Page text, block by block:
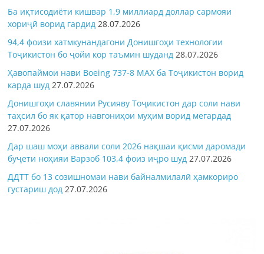
Ба иқтисодиёти кишвар 1,9 миллиард доллар сармояи
хориҷӣ ворид гардид 28.07.2026
94,4 фоизи хатмкунандагони Донишгоҳи технологии
Тоҷикистон бо ҷойи кор таъмин шуданд 28.07.2026
Ҳавопаймои нави Boeing 737-8 MAX ба Тоҷикистон ворид
карда шуд 27.07.2026
Донишгоҳи славянии Русияву Тоҷикистон дар соли нави
таҳсил бо як қатор навгониҳои муҳим ворид мегардад
27.07.2026
Дар шаш моҳи аввали соли 2026 нақшаи қисми даромади
буҷети ноҳияи Варзоб 103,4 фоиз иҷро шуд 27.07.2026
ДДТТ бо 13 созишномаи нави байналмилалӣ ҳамкориро
густариш дод 27.07.2026